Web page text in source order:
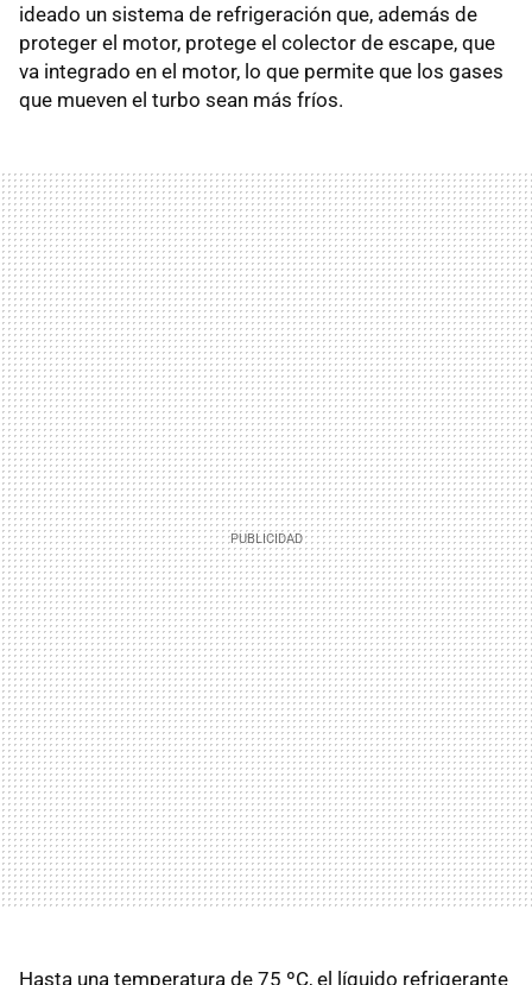
ideado un sistema de refrigeración que, además de
proteger el motor, protege el colector de escape, que
va integrado en el motor, lo que permite que los gases
que mueven el turbo sean más fríos.
Hasta una temperatura de 75 ºC, el líquido refrigerante